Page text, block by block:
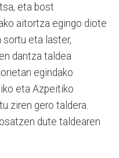
eta bost
aitortza egingo diote
eta laster,
dantza taldea
egindako
eta Azpeitiko
ziren gero taldera.
dute taldearen